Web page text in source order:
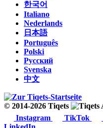
한국어
Italiano
Nederlands
日本語
Português
Polski
Русский
Svenska
中文
© 2014-2026 Tiqets
Instagram
TikTok